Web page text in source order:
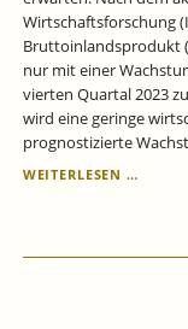
Wirtschaftsforschung
Bruttoinlandsprodukt
nur mit einer
vierten Quartal 2023
wird eine geringe
prognostizierte
WEITERLESEN …